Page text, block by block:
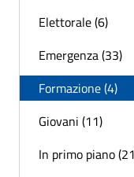
Elettorale (6)
Emergenza (33)
Formazione (4)
Giovani (11)
In primo piano